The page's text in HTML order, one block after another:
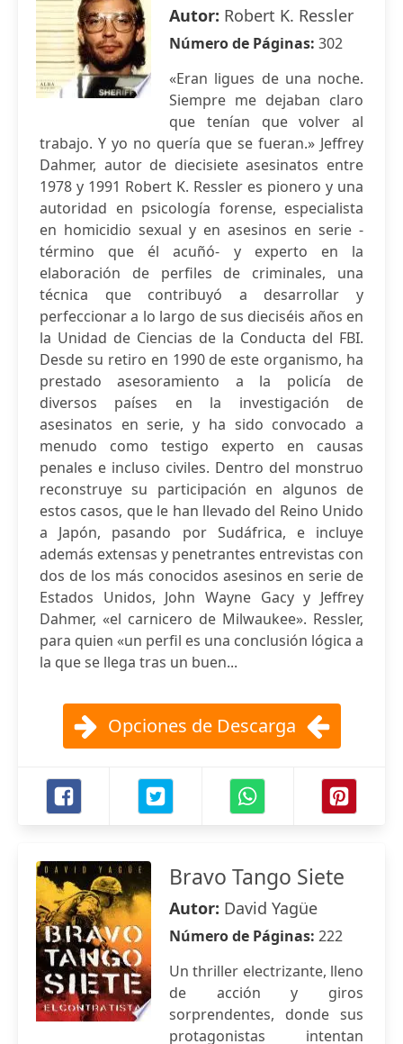
Autor: Robert K. Ressler
Número de Páginas: 302
«Eran ligues de una noche.
Siempre me dejaban claro
que tenían que volver al
trabajo. Y yo no quería que se fueran.» Jeffrey
Dahmer, autor de diecisiete asesinatos entre
1978 y 1991 Robert K. Ressler es pionero y una
autoridad en psicología forense, especialista
en homicidio sexual y en asesinos en serie -
término que él acuñó- y experto en la
elaboración de perfiles de criminales, una
técnica que contribuyó a desarrollar y
perfeccionar a lo largo de sus dieciséis años en
la Unidad de Ciencias de la Conducta del FBI.
Desde su retiro en 1990 de este organismo, ha
prestado asesoramiento a la policía de
diversos países en la investigación de
asesinatos en serie, y ha sido convocado a
menudo como testigo experto en causas
penales e incluso civiles. Dentro del monstruo
reconstruye su participación en algunos de
estos casos, que le han llevado del Reino Unido
a Japón, pasando por Sudáfrica, e incluye
además extensas y penetrantes entrevistas con
dos de los más conocidos asesinos en serie de
Estados Unidos, John Wayne Gacy y Jeffrey
Dahmer, «el carnicero de Milwaukee». Ressler,
para quien «un perfil es una conclusión lógica a
la que se llega tras un buen...
Opciones de Descarga
Bravo Tango Siete
Autor: David Yagüe
Número de Páginas: 222
Un thriller electrizante, lleno
de acción y giros
sorprendentes, donde sus
protagonistas intentan